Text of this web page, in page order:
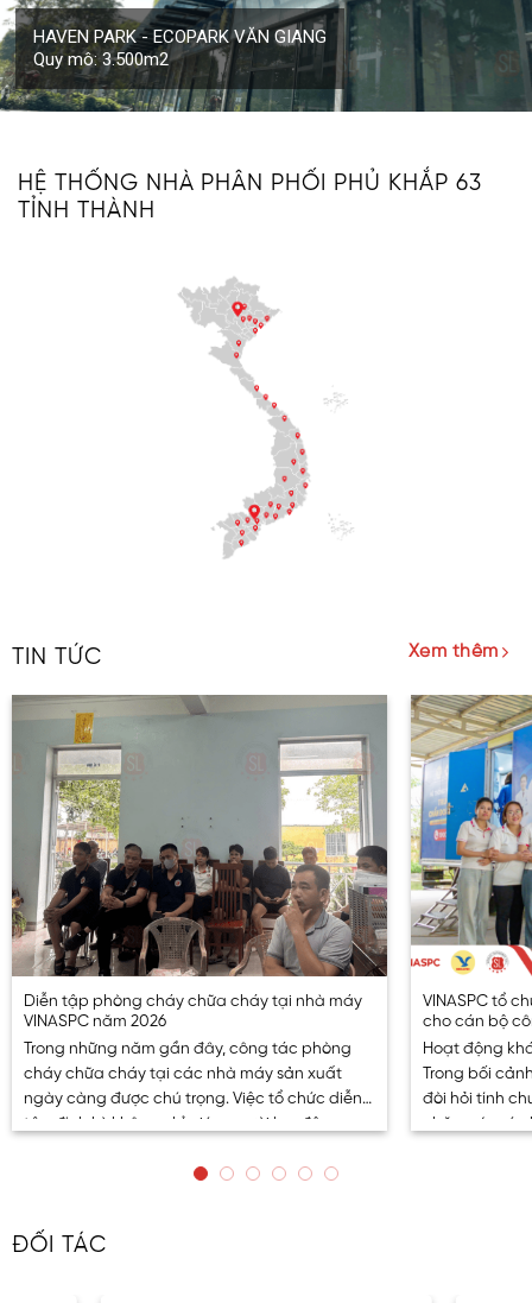
HAVEN PARK - ECOPARK VĂN GIANG
Quy mô: 3.500m2
HỆ THỐNG NHÀ PHÂN PHỐI PHỦ KHẮP 63
TỈNH THÀNH
TIN TỨC Xem thêm
Diễn tập phòng cháy chữa cháy tại nhà máy
VINASPC năm 2026
Trong những năm gần đây, công tác phòng
cháy chữa cháy tại các nhà máy sản xuất
ngày càng được chú trọng. Việc tổ chức diễn
tập định kỳ không chỉ giúp người lao động
góp phần xây dựng môi trường làm việc an
VINASPC tổ
cho cán bộ
Hoạt động
Trong bối
đòi hỏi tính
chăm sóc
ĐỐI TÁC